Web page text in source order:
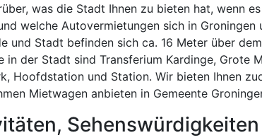
was die Stadt Ihnen zu bieten hat, wenn
welche Autovermietungen sich in Groningen
und Stadt befinden sich ca. 16 Meter über
in der Stadt sind Transferium Kardinge, Grote
Hoofdstation und Station. Wir bieten Ihnen
Mietwagen anbieten in Gemeente